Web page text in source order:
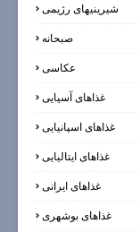
شیرینیهای رژیمی
صبحانه
عکاسی
غذاهای آسیایی
غذاهای اسپانیایی
غذاهای ایتالیایی
غذاهای ایرانی
غذاهای بوشهری